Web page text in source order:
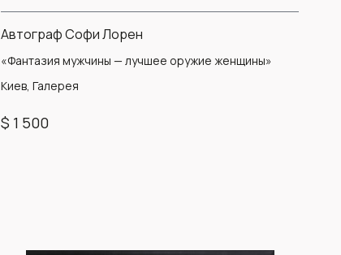
Автограф Софи Лорен
«Фантазия мужчины — лучшее оружие женщины»
Киев, Галерея
$ 1 500